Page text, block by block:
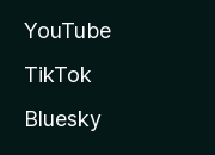
YouTube
TikTok
Bluesky